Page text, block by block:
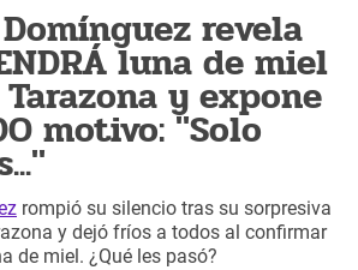
revela
luna de miel
y expone
motivo: "Solo
rompió su silencio tras su sorpresiva
y dejó fríos a todos al confirmar
de miel. ¿Qué les pasó?